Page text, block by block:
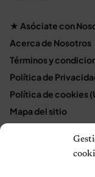
★ Asóciate con
Acerca de Nosotros
Términos y
Política de
Política de cookies
Mapa del sitio
Terms and